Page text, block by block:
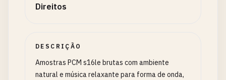
Direitos
DESCRIÇÃO
Amostras PCM s16le brutas com ambiente
natural e música relaxante para forma de onda,